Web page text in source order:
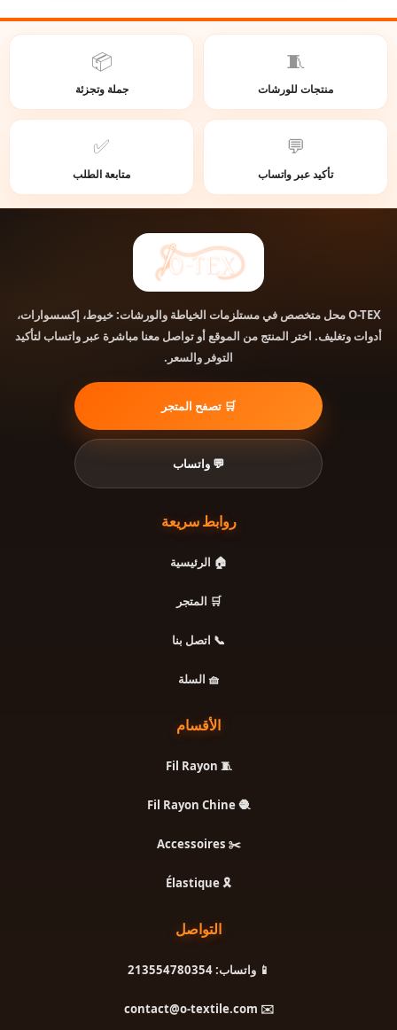
🧵
منتجات للورشات
📦
جملة وتجزئة
💬
تأكيد عبر واتساب
✅
متابعة الطلب
O-TEXمحل متخصص في مستلزمات الخياطة والورشات: خيوط، إكسسوارات،
أدوات وتغليف. اختر المنتج من الموقع أو تواصل معنا مباشرة عبر واتساب لتأكيد
التوفر والسعر.
🛒 تصفح المتجر
💬 واتساب
روابط سريعة
🏠 الرئيسية
🛒 المتجر
📞 اتصل بنا
🧺 السلة
الأقسام
🧵 Fil Rayon
🧶 Fil Rayon Chine
✂️ Accessoires
🎗️ Élastique
التواصل
📱 واتساب: 213554780354
✉️ contact@o-textile.com